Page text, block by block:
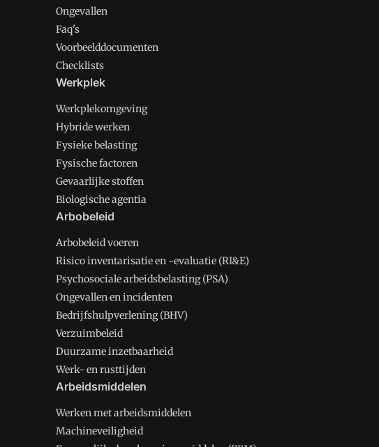
Ongevallen
Faq's
Voorbeelddocumenten
Checklists
Werkplek
Werkplekomgeving
Hybride werken
Fysieke belasting
Fysische factoren
Gevaarlijke stoffen
Biologische agentia
Arbobeleid
Arbobeleid voeren
Risico inventarisatie en -evaluatie (RI&E)
Psychosociale arbeidsbelasting (PSA)
Ongevallen en incidenten
Bedrijfshulpverlening (BHV)
Verzuimbeleid
Duurzame inzetbaarheid
Werk- en rusttijden
Arbeidsmiddelen
Werken met arbeidsmiddelen
Machineveiligheid